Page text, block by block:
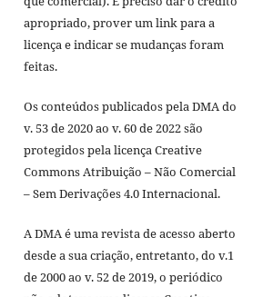
apropriado, prover um link para a
licença e indicar se mudanças foram
feitas.
Os conteúdos publicados pela DMA do
v. 53 de 2020 ao v. 60 de 2022 são
protegidos pela licença Creative
Commons Atribuição – Não Comercial
– Sem Derivações 4.0 Internacional.
A DMA é uma revista de acesso aberto
desde a sua criação, entretanto, do v.1
de 2000 ao v. 52 de 2019, o periódico